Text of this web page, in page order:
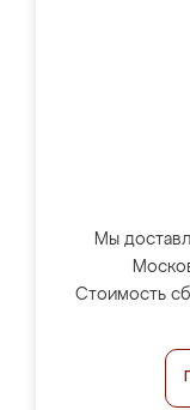
Мы
Стоимость